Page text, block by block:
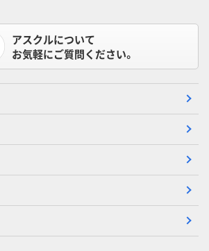
アスクルについて
お気軽にご質問ください。